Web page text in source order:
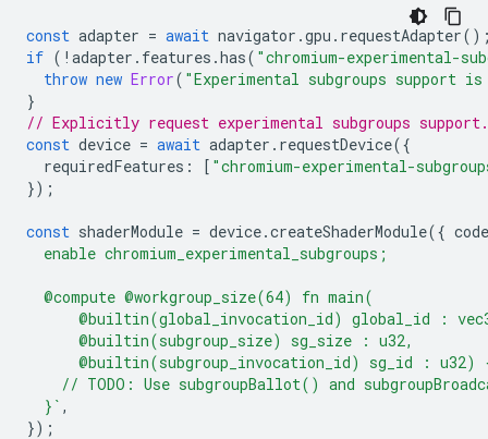
const adapter = await navigator .gpu . requestAdapter
if ( ! adapter . features .has( "chromium-experimental-
throw new Error( "Experimental subgroups support
}
// Explicitly request experimental subgroups support.
const device = await adapter . requestDevice({
requiredFeatures : [ "chromium-experimental-
});
const shaderModule = device.createShaderModule({ code
  enable chromium_experimental_subgroups;
  @compute @workgroup_size(64) fn main(
@builtin(global_invocation_id) global_id :
      @builtin(subgroup_size) sg_size : u32,
@builtin(subgroup_invocation_id) sg_id : u32)
// TODO: Use subgroupBallot() and
  }`
,
});